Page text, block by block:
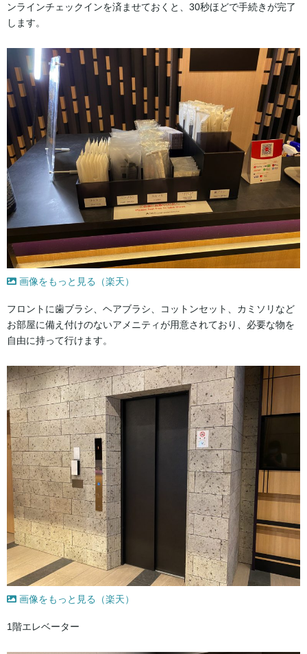
ンラインチェックインを済ませておくと、30秒ほどで手続きが完了
します。
画像をもっと見る（楽天）
フロントに歯ブラシ、ヘアブラシ、コットンセット、カミソリなど
お部屋に備え付けのないアメニティが用意されており、必要な物を
自由に持って行けます。
画像をもっと見る（楽天）
1階エレベーター